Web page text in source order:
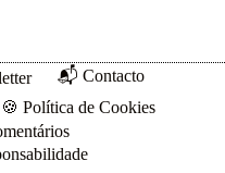
📬 Contacto
🍪 Política de Cookies